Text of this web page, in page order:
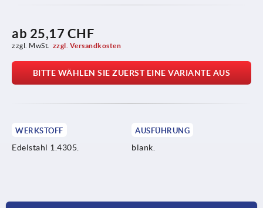
ab 25,17 CHF
zzgl. MwSt. zzgl. Versandkosten
BITTE WÄHLEN SIE ZUERST EINE VARIANTE AUS
WERKSTOFF
Edelstahl 1.4305.
AUSFÜHRUNG
blank.